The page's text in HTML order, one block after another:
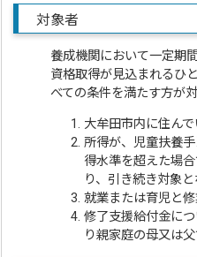
対象者
養成機関において一定期
資格取得が見込まれるひ
べての条件を満たす方が
大牟田市内に住ん
所得が、児童扶養
得水準を超えた場
り、引き続き対象と
就業または育児と
修了支援給付金に
り親家庭の母又は